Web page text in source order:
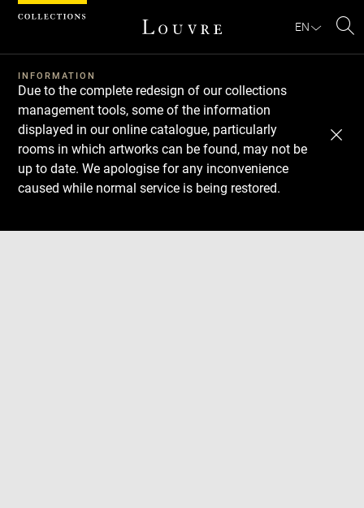
EN
INFORMATION
Due to the complete redesign of our collections
management tools, some of the information
displayed in our online catalogue, particularly
rooms in which artworks can be found, may not be
up to date. We apologise for any inconvenience
caused while normal service is being restored.
Download
Next
Previous
Cookies management panel